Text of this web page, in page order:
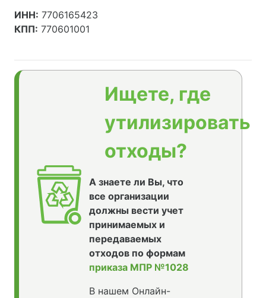
ИНН: 7706165423
КПП: 770601001
Ищете, где
утилизировать
отходы?
А знаете ли Вы, что
все организации
должны вести учет
принимаемых и
передаваемых
отходов по формам
приказа МПР №1028
В нашем Онлайн-